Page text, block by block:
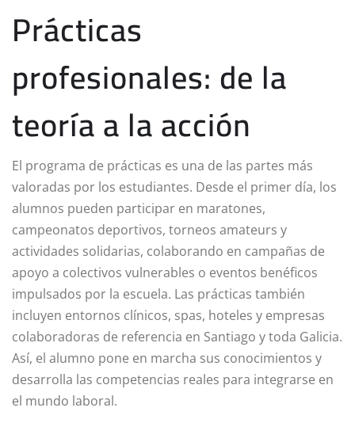
Prácticas
profesionales: de la
teoría a la acción
El programa de prácticas es una de las partes más
valoradas por los estudiantes. Desde el primer día, los
alumnos pueden participar en maratones,
campeonatos deportivos, torneos amateurs y
actividades solidarias, colaborando en campañas de
apoyo a colectivos vulnerables o eventos benéficos
impulsados por la escuela. Las prácticas también
incluyen entornos clínicos, spas, hoteles y empresas
colaboradoras de referencia en Santiago y toda Galicia.
Así, el alumno pone en marcha sus conocimientos y
desarrolla las competencias reales para integrarse en
el mundo laboral.